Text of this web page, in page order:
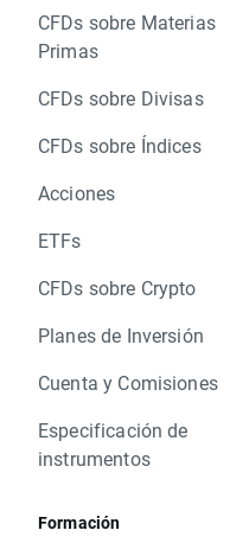
CFDs sobre Materias
Primas
CFDs sobre Divisas
CFDs sobre Índices
Acciones
ETFs
CFDs sobre Crypto
Planes de Inversión
Cuenta y Comisiones
Especificación de
instrumentos
Formación